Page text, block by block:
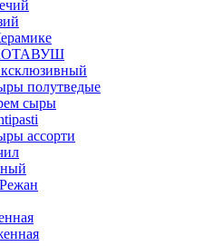
полутведые
сыры
ассорти